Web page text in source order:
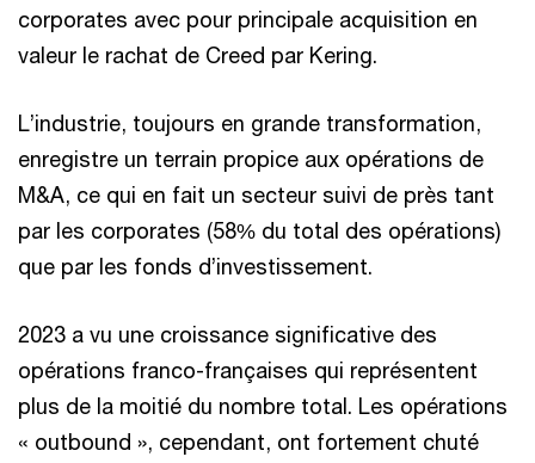
corporates avec pour principale acquisition en
valeur le rachat de Creed par Kering.
L’industrie, toujours en grande transformation,
enregistre un terrain propice aux opérations de
M&A, ce qui en fait un secteur suivi de près tant
par les corporates (58% du total des opérations)
que par les fonds d’investissement.
2023 a vu une croissance significative des
opérations franco-françaises qui représentent
plus de la moitié du nombre total. Les opérations
« outbound », cependant, ont fortement chuté